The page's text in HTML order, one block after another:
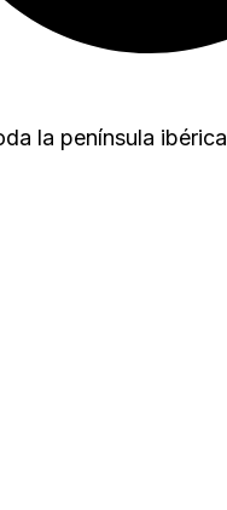
la península ibérica